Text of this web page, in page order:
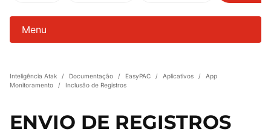
Menu
Inteligência Atak / Documentação / EasyPAC / Aplicativos /
App
Monitoramento
/ Inclusão de Registros
ENVIO DE REGISTROS